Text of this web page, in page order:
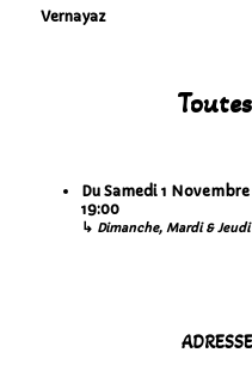
Vernayaz
Du Samedi 1
19:00
↳ Dimanche, Mardi & Jeudi